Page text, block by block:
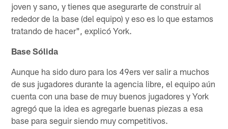
joven y sano, y tienes que asegurarte de construir al
rededor de la base (del equipo) y eso es lo que estamos
tratando de hacer", explicó York.
Base Sólida
Aunque ha sido duro para los 49ers ver salir a muchos
de sus jugadores durante la agencia libre, el equipo aún
cuenta con una base de muy buenos jugadores y York
agregó que la idea es agregarle buenas piezas a esa
base para seguir siendo muy competitivos.